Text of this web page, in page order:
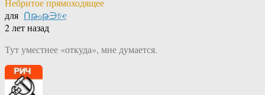
Небритое прямоходящее
для Ոթℴթ∋চҿ
2 лет назад
Тут уместнее «откуда», мне думается.